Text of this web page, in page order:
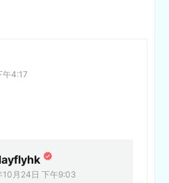
午4:17
10月24日 下午9:03